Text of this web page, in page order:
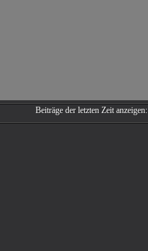
Beiträge der letzten Zeit anzeigen: